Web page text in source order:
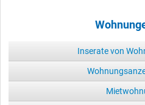
Inserate von